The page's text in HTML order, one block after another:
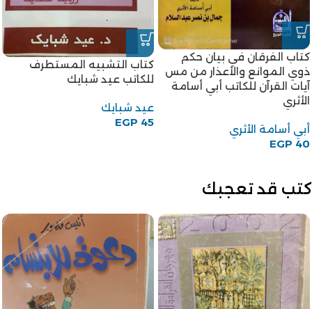
كتاب الفرقان في بيان حكم
ذوي الموانع والأعذار من مس
آيات القرآن للكاتب أبي أسامة
الأثري
أبي أسامة الأثري
EGP 40
كتاب التشبيه المستطرف
للكاتب عيد شبايك
عيد شبايك
EGP 45
كتب قد تعجبك